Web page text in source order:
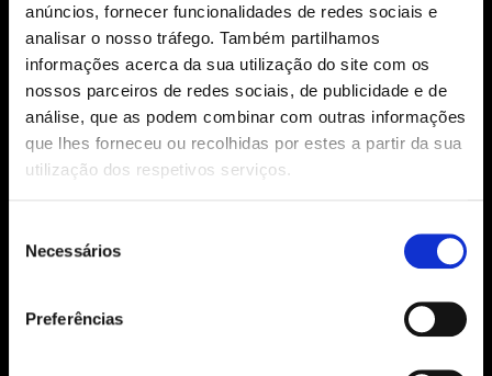
anúncios, fornecer funcionalidades de redes sociais e
analisar o nosso tráfego. Também partilhamos
informações acerca da sua utilização do site com os
nossos parceiros de redes sociais, de publicidade e de
análise, que as podem combinar com outras informações
que lhes forneceu ou recolhidas por estes a partir da sua
utilização dos respetivos serviços.
Necessários
Preferências
Aviso Legal
Política de Cookies
Política de segurança e privacidade
Ajuda, Termos e Condições
© 2026 Penguin Random House Grupo Editorial
Desenvolvido por
Sobre nós